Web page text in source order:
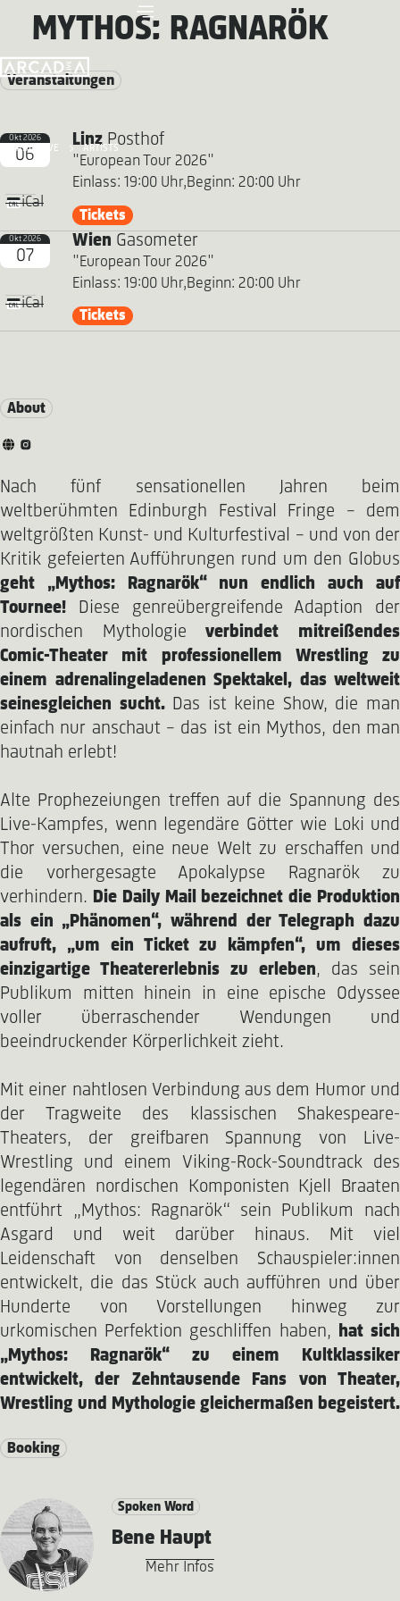
ARCADIA LIVE ARTISTS
MYTHOS: RAGNARÖK
Veranstaltungen
Okt 2026
06
iCal
LinzPosthof
"European Tour 2026"
Einlass: 19:00 Uhr,Beginn: 20:00 Uhr
Tickets
Okt 2026
07
iCal
Wien Gasometer
"European Tour 2026"
Einlass: 19:00 Uhr,Beginn: 20:00 Uhr
Tickets
About
Nach fünf sensationellen Jahren beim
weltberühmten Edinburgh Festival Fringe – dem
weltgrößten Kunst- und Kulturfestival – und von der
Kritik gefeierten Aufführungen rund um den Globus
geht „Mythos: Ragnarök“ nun endlich auch auf
Tournee!
Diese genreübergreifende Adaption der
nordischen Mythologieverbindet mitreißendes
Comic-Theater mit professionellem Wrestling zu
einem adrenalingeladenen Spektakel, das weltweit
seinesgleichen sucht.Das ist keine Show, die man
einfach nur anschaut – das ist ein Mythos, den man
hautnah erlebt!
Alte Prophezeiungen treffen auf die Spannung des
Live-Kampfes, wenn legendäre Götter wie Loki und
Thor versuchen, eine neue Welt zu erschaffen und
die vorhergesagte Apokalypse Ragnarök zu
verhindern. Die Daily Mail bezeichnet die Produktion
als ein „Phänomen“, während der Telegraph dazu
aufruft, „um ein Ticket zu kämpfen“, um dieses
einzigartige Theatererlebnis zu erleben, das sein
Publikum mitten hinein in eine epische Odyssee
voller überraschender Wendungen und
beeindruckender Körperlichkeit zieht.
Mit einer nahtlosen Verbindung aus dem Humor und
der Tragweite des klassischen Shakespeare-
Theaters, der greifbaren Spannung von Live-
Wrestling und einem Viking-Rock-Soundtrack des
legendären nordischen Komponisten Kjell Braaten
entführt „Mythos: Ragnarök“ sein Publikum nach
Asgard und weit darüber hinaus. Mit viel
Leidenschaft von denselben Schauspieler:innen
entwickelt, die das Stück auch aufführen und über
Hunderte von Vorstellungen hinweg zur
urkomischen Perfektion geschliffen haben,
hat sich
„Mythos: Ragnarök“ zu einem Kultklassiker
entwickelt, der Zehntausende Fans von Theater,
Wrestling und Mythologie gleichermaßen begeistert.
Booking
Spoken Word
Bene Haupt
Mehr Infos